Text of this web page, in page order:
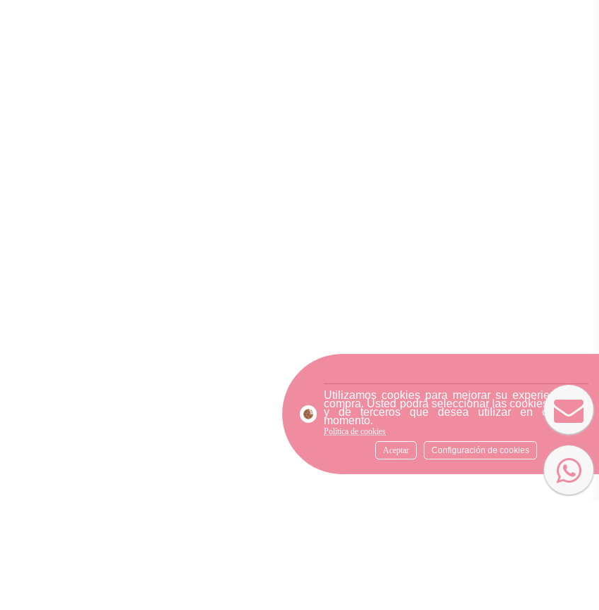
Utilizamos cookies para mejorar su experiencia de
compra. Usted podrá seleccionar las cookies nuestra
y de terceros que desea utilizar en cualquier
momento.
Política de cookies
Aceptar
Configuración de cookies